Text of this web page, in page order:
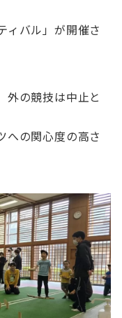
ィバル」が開催さ
外の競技は中止と
への関心度の高さ